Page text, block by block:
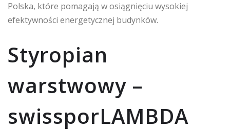
Polska, które pomagają w osiągnięciu wysokiej
efektywności energetycznej budynków.
Styropian
warstwowy –
swissporLAMBDA